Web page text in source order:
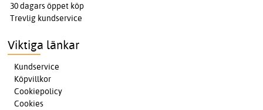
30 dagars öppet köp
Trevlig kundservice
Viktiga länkar
Kundservice
Köpvillkor
Cookiepolicy
Cookies